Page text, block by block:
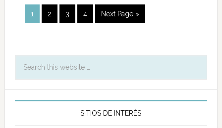
1 2 3 4 Next Page »
SITIOS DE INTERÉS